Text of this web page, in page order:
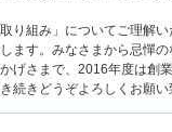
り組み」についてご理解
ます。みなさまから忌憚
げさまで、2016年度は創
続きどうぞよろしくお願い